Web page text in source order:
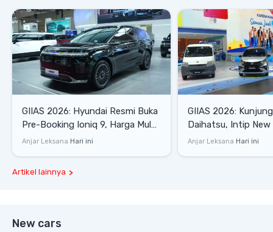
GIIAS 2026: Hyundai Resmi Buka
Pre-Booking Ioniq 9, Harga Mulai
Rp1,49 Miliar
Anjar Leksana Hari ini
GIIAS 2026:
Daihatsu, Intip New
SE hingga Gran
Anjar Leksana Hari ini
Artikel lainnya
New cars